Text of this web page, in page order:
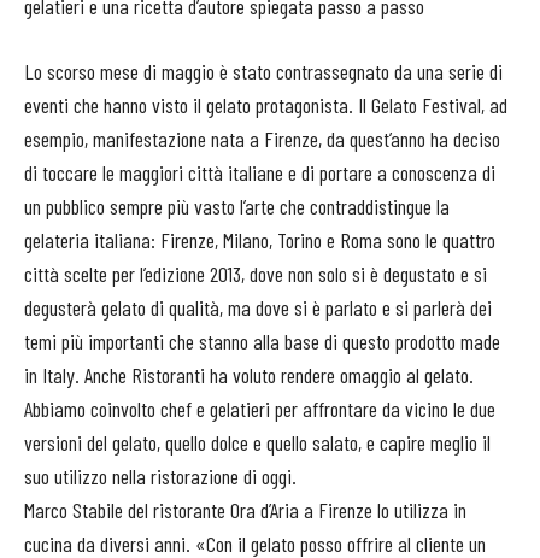
gelatieri e una ricetta d’autore spiegata passo a passo
Lo scorso mese di maggio è stato contrassegnato da una serie di
eventi che hanno visto il gelato protagonista. Il Gelato Festival, ad
esempio, manifestazione nata a Firenze, da quest’anno ha deciso
di toccare le maggiori città italiane e di portare a conoscenza di
un pubblico sempre più vasto l’arte che contraddistingue la
gelateria italiana: Firenze, Milano, Torino e Roma sono le quattro
città scelte per l’edizione 2013, dove non solo si è degustato e si
degusterà gelato di qualità, ma dove si è parlato e si parlerà dei
temi più importanti che stanno alla base di questo prodotto made
in Italy. Anche Ristoranti ha voluto rendere omaggio al gelato.
Abbiamo coinvolto chef e gelatieri per affrontare da vicino le due
versioni del gelato, quello dolce e quello salato, e capire meglio il
suo utilizzo nella ristorazione di oggi.
Marco Stabile del ristorante Ora d’Aria a Firenze lo utilizza in
cucina da diversi anni. «Con il gelato posso offrire al cliente un